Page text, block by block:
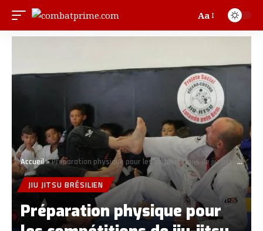
Aa
Accueil»Préparation physique pour les compétitions de jiu-jitsu brésilien
JIU JITSU BRÉSILIEN
Préparation physique pour